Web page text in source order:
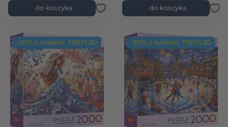
do koszyka do koszyka
-30% z kodem: TREFL30 -30% z kodem: TREFL30